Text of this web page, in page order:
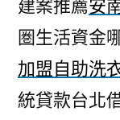
建案推薦安
圏生活資金
加盟自助洗
統貸款台北